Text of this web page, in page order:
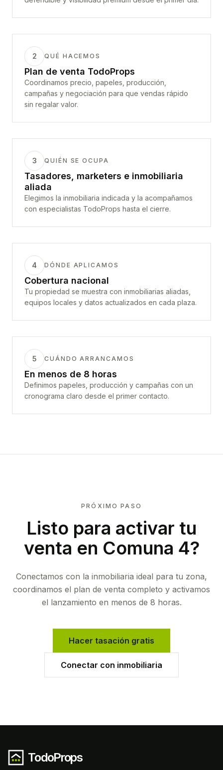
2 QUÉ HACEMOS
Plan de venta TodoProps
Coordinamos precio, papeles, producción,
campañas y negociación para que vendas rápido
sin regalar valor.
3 QUIÉN SE OCUPA
Tasadores, marketers e inmobiliaria
aliada
Elegimos la inmobiliaria indicada y la acompañamos
con especialistas TodoProps hasta el cierre.
4 DÓNDE APLICAMOS
Cobertura nacional
Tu propiedad se muestra con inmobiliarias aliadas,
equipos locales y datos actualizados en cada plaza.
5 CUÁNDO ARRANCAMOS
En menos de 8 horas
Definimos papeles, producción y campañas con un
cronograma claro desde el primer contacto.
PRÓXIMO PASO
Listo para activar tu
venta en Comuna 4?
Conectamos con la inmobiliaria ideal para tu zona,
coordinamos el plan de venta completo y activamos
el lanzamiento en menos de 8 horas.
Hacer tasación gratis
Conectar con inmobiliaria
TodoProps